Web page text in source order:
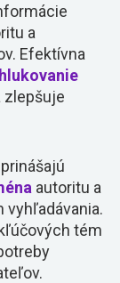
a
Efektívna
zlepšuje
autoritu a
vyhľadávania.
tém